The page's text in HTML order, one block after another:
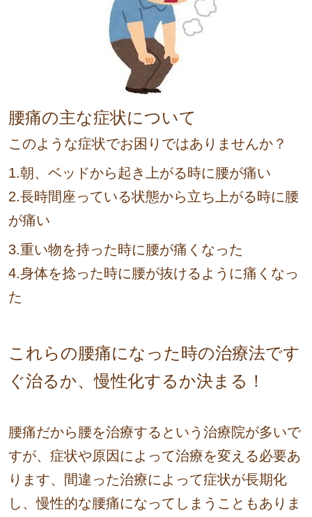
腰痛の主な症状について
このような症状でお困りではありませんか？
1.朝、ベッドから起き上がる時に腰が痛い
2.長時間座っている状態から立ち上がる時に腰
が痛い
3.重い物を持った時に腰が痛くなった
4.身体を捻った時に腰が抜けるように痛くなっ
た
これらの腰痛になった時の治療法です
ぐ治るか、慢性化するか決まる！
腰痛だから腰を治療するという治療院が多いで
すが、症状や原因によって治療を変える必要あ
ります、間違った治療によって症状が長期化
し、慢性的な腰痛になってしまうこともありま